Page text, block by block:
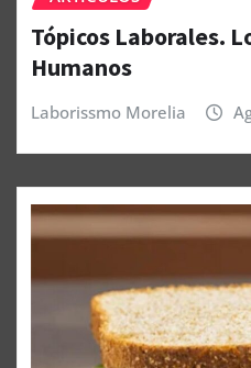
Tópicos Laborales.
Humanos
Laborissmo Morelia